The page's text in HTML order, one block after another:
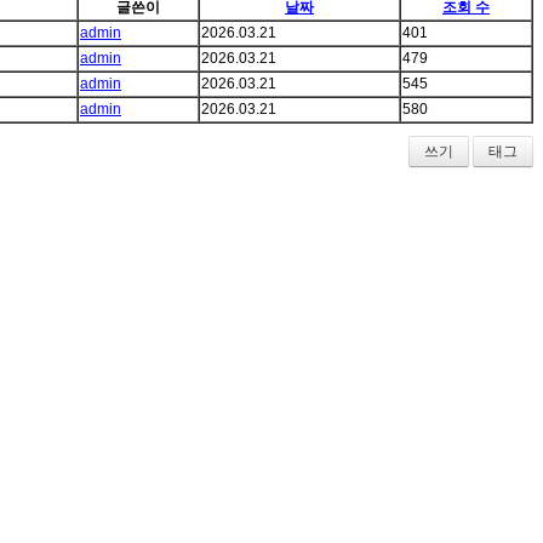
글쓴이 날짜
조회 수
admin
2026.03.21
401
admin
2026.03.21
479
admin
2026.03.21
545
admin
2026.03.21 580
쓰기 태그